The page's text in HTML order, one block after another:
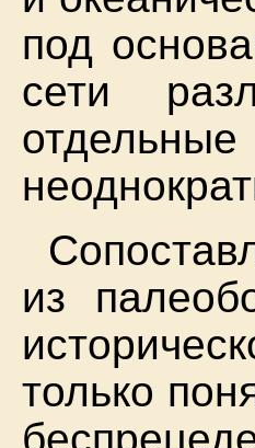
под
сети
из
только